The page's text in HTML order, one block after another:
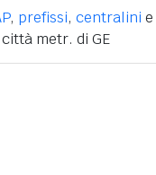
, prefissi, centralini e
metr. di GE